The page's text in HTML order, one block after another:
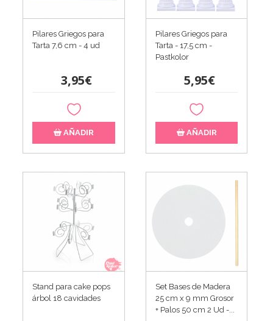
Pilares Griegos para
Tarta 7,6 cm - 4 ud
3,95€
AÑADIR
Pilares Griegos para
Tarta - 17,5 cm -
Pastkolor
5,95€
AÑADIR
Stand para cake pops
árbol 18 cavidades
Set Bases de Madera
25 cm x 9 mm Grosor
+ Palos 50 cm 2 Ud -...